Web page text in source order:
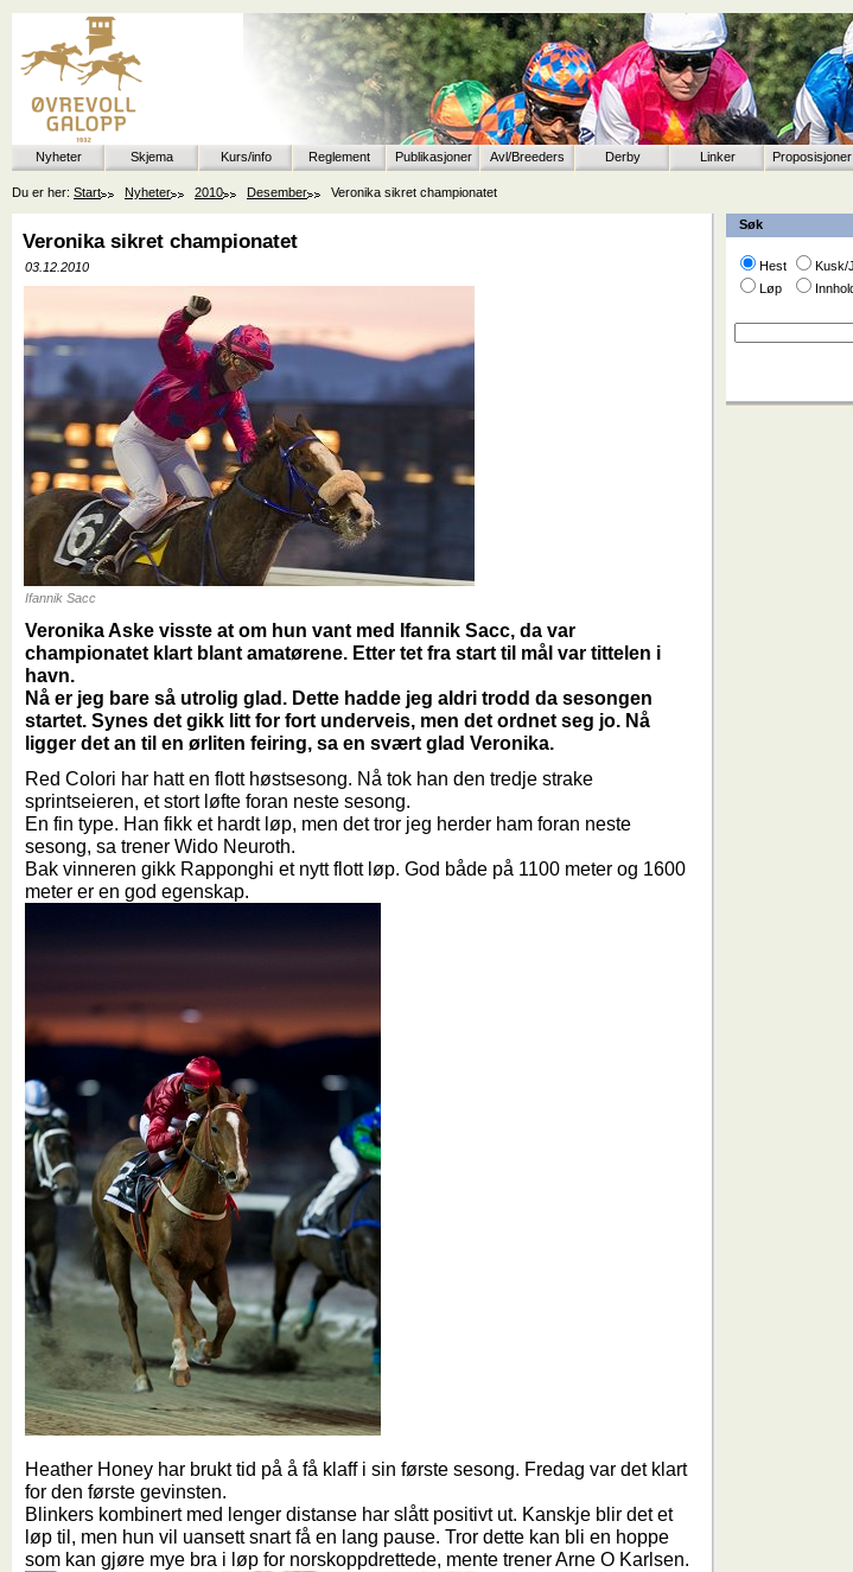
Nyheter Skjema Kurs/info Reglement Publikasjoner Avl/Breeders Derby Linker Proposisjoner
Du er her: Start Nyheter 2010 Desember Veronika sikret championatet
Søk
Hest
Kusk/
Løp
Veronika sikret championatet
03.12.2010
Ifannik Sacc
Veronika Aske visste at om hun vant med Ifannik Sacc, da var
championatet klart blant amatørene. Etter tet fra start til mål var tittelen i
havn.
Nå er jeg bare så utrolig glad. Dette hadde jeg aldri trodd da sesongen
startet. Synes det gikk litt for fort underveis, men det ordnet seg jo. Nå
ligger det an til en ørliten feiring, sa en svært glad Veronika.
Red Colori har hatt en flott høstsesong. Nå tok han den tredje strake
sprintseieren, et stort løfte foran neste sesong.
En fin type. Han fikk et hardt løp, men det tror jeg herder ham foran neste
sesong, sa trener Wido Neuroth.
Bak vinneren gikk Rapponghi et nytt flott løp. God både på 1100 meter og 1600
meter er en god egenskap.
Heather Honey har brukt tid på å få klaff i sin første sesong. Fredag var det klart
for den første gevinsten.
Blinkers kombinert med lenger distanse har slått positivt ut. Kanskje blir det et
løp til, men hun vil uansett snart få en lang pause. Tror dette kan bli en hoppe
som kan gjøre mye bra i løp for norskoppdrettede, mente trener Arne O Karlsen.